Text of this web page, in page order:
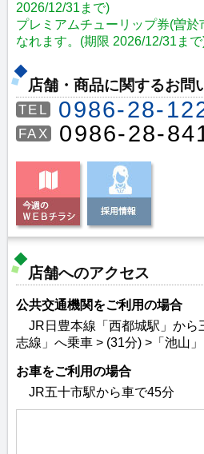
2026/12/31まで)
プレミアムチューリップ券(曽於
なれます。(期限 2026/12/31ま
店舗・商品に関するお問
TEL 0986-28-
FAX 0986-28-
店舗へのアクセス
公共交通機関をご利用の場合
JR日豊本線「西都城駅」から
志線」へ乗車 > (31分) >「池山
お車をご利用の場合
JR五十市駅から車で45分